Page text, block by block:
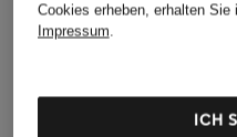
Cookies erheben, erhalten Sie
Impressum.
ICH